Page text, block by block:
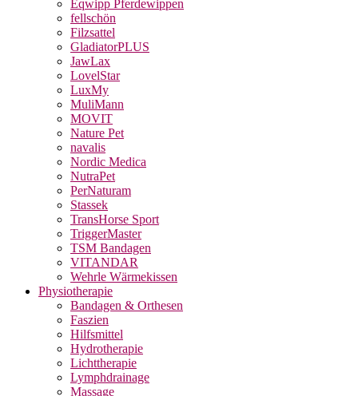
Eqwipp Pferdewippen
fellschön
Filzsattel
GladiatorPLUS
JawLax
LovelStar
LuxMy
MuliMann
MOVIT
Nature Pet
navalis
Nordic Medica
NutraPet
PerNaturam
Stassek
TransHorse Sport
TriggerMaster
TSM Bandagen
VITANDAR
Wehrle Wärmekissen
Physiotherapie
Bandagen & Orthesen
Faszien
Hilfsmittel
Hydrotherapie
Lichttherapie
Lymphdrainage
Massage